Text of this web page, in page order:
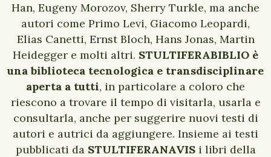
Han, Eugeny Morozov, Sherry Turkle, ma anche
autori come Primo Levi, Giacomo Leopardi,
Elias Canetti, Ernst Bloch, Hans Jonas, Martin
Heidegger e molti altri. STULTIFERABIBLIO è
una biblioteca tecnologica e transdisciplinare
aperta a tutti, in particolare a coloro che
riescono a trovare il tempo di visitarla, usarla e
consultarla, anche per suggerire nuovi testi di
autori e autrici da aggiungere. Insieme ai testi
pubblicati da STULTIFERANAVISi libri della